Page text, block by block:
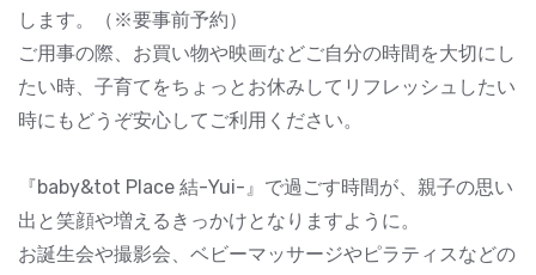
します。（※要事前予約）
ご用事の際、お買い物や映画などご自分の時間を大切にし
たい時、子育てをちょっとお休みしてリフレッシュしたい
時にもどうぞ安心してご利用ください。
『baby&tot Place 結-Yui-』で過ごす時間が、親子の思い
出と笑顔や増えるきっかけとなりますように。
お誕生会や撮影会、ベビーマッサージやピラティスなどの